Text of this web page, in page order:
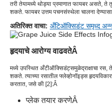
तरी तेयामध्ये थोड्या प्रमाणात फायबर असते, ते
शकते. फायबर उत्तम पचनसंस्थेला चालना
अतिरिक्त वाचा: अँटिऑक्सिडंट समृध्द
हृदयाचे आरोग्य वाढवतेÂ
मध्ये उपस्थित अँटीऑक्सिडंट्समुळेद्राक्षाचा रस,
शकते. त्याच्या रसातील फ्लेव्होनॉइड्स
करतात, जसे की [2]:Â
प्लेक तयार करणेÂ